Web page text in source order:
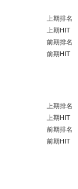
上期排名
上期HIT
前期排名
前期HIT
上期排名
上期HIT
前期排名
前期HIT